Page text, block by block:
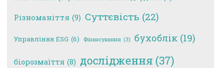
Різноманіття (9) Суттєвість (22)
Управління ESG (6) Фінансування (3) бухоблік (19)
біорозмаїття (8) дослідження (37)